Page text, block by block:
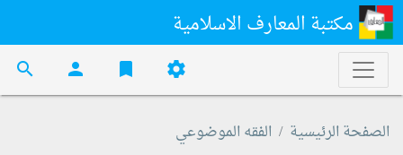
مكتبة المعارف الاسلامية
settings
bookmark
person
search
الصفحة الرئيسية الفقه الموضوعي